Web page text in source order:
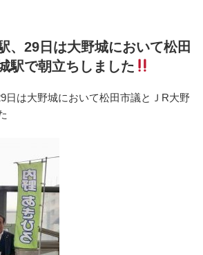
、29日は大野城において松田
駅で朝立ちしました
日は大野城において松田市議とＪR大野